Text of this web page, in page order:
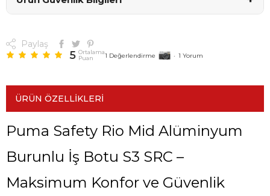
Paylaş
5 Ortalama
Puan
1 Değerlendirme • 1 Yorum
ÜRÜN ÖZELLIKLERI
Puma Safety Rio Mid Alüminyum
Burunlu İş Botu S3 SRC –
Maksimum Konfor ve Güvenlik